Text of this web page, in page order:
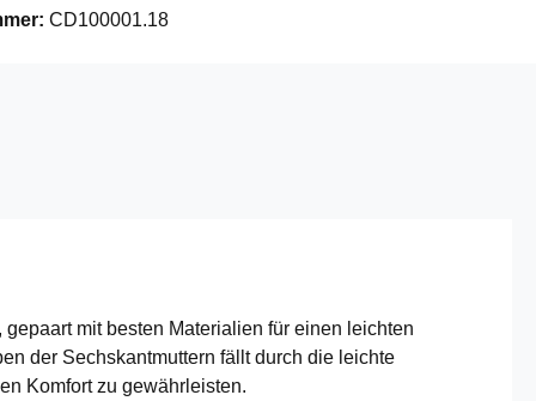
CD100001.18
mit besten Materialien für einen leichten
der Sechskantmuttern fällt durch die leichte
Komfort zu gewährleisten.